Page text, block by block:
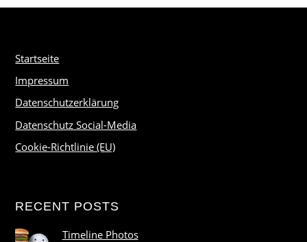
Startseite
Impressum
Datenschutzerklärung
Datenschutz Social-Media
Cookie-Richtlinie (EU)
RECENT POSTS
Timeline Photos